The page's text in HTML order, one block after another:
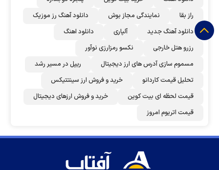
راز بقا
نمایندگی مجاز بوش
دانلود آهنگ رز‌ موزیک
دانلود آهنگ جدید
آلپاری
دانلود اهنگ
رزرو هتل خارجی
نکسو رمزارزی نوآور
مسموم سازی آدرس های ارز دیجیتال
ریپل در مسیر رشد
تحلیل قیمت کاردانو
خرید و فروش ارز سینتتیکس
قیمت لحظه ای بیت کوین
خرید و فروش ارزهای دیجیتال
قیمت اتریوم امروز